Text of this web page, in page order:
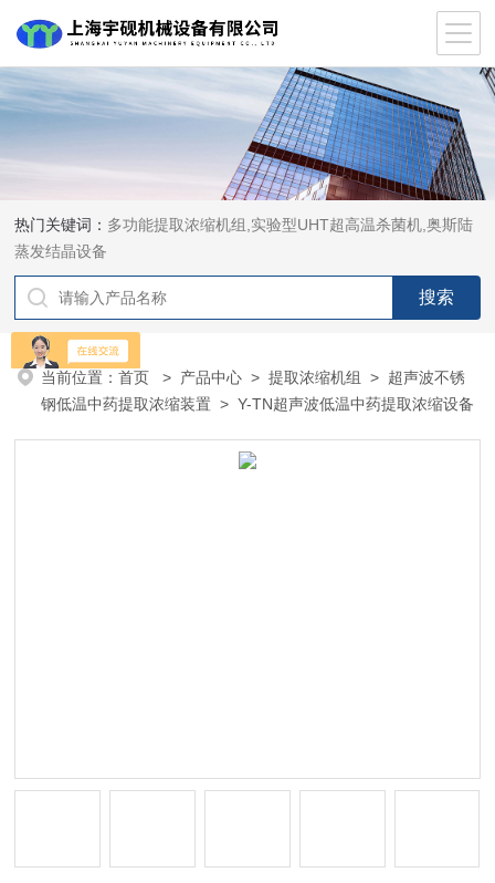
热门关键词： 多功能提取浓缩机组,实验型UHT超高温杀菌机,奥斯陆
蒸发结晶设备
当前位置：首页 > 产品中心 >提取浓缩机组 > 超声波不锈
钢低温中药提取浓缩装置 > Y-TN超声波低温中药提取浓缩设备